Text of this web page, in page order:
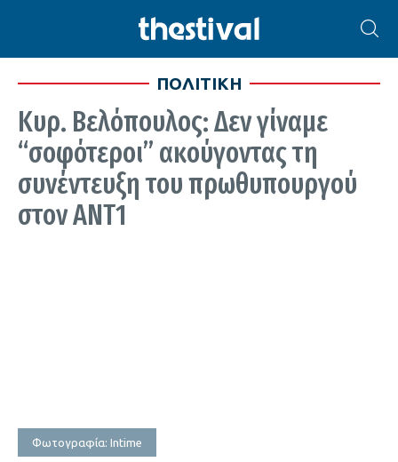
ΠΟΛΙΤΙΚΗ
Κυρ. Βελόπουλος: Δεν γίναμε
“σοφότεροι” ακούγοντας τη
συνέντευξη του πρωθυπουργού
στον ΑΝΤ1
Φωτογραφία: Intime